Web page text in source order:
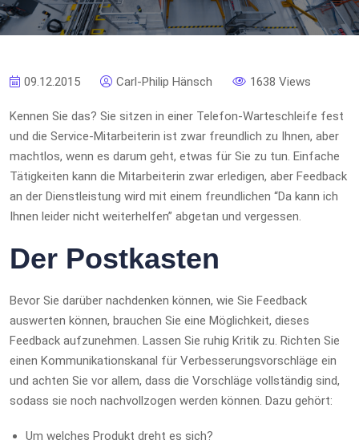
09.12.2015 Carl-Philip Hänsch 1638 Views
Kennen Sie das? Sie sitzen in einer Telefon-Warteschleife fest
und die Service-Mitarbeiterin ist zwar freundlich zu Ihnen, aber
machtlos, wenn es darum geht, etwas für Sie zu tun. Einfache
Tätigkeiten kann die Mitarbeiterin zwar erledigen, aber Feedback
an der Dienstleistung wird mit einem freundlichen “Da kann ich
Ihnen leider nicht weiterhelfen” abgetan und vergessen.
Der Postkasten
Bevor Sie darüber nachdenken können, wie Sie Feedback
auswerten können, brauchen Sie eine Möglichkeit, dieses
Feedback aufzunehmen. Lassen Sie ruhig Kritik zu. Richten Sie
einen Kommunikationskanal für Verbesserungsvorschläge ein
und achten Sie vor allem, dass die Vorschläge vollständig sind,
sodass sie noch nachvollzogen werden können. Dazu gehört:
Um welches Produkt dreht es sich?